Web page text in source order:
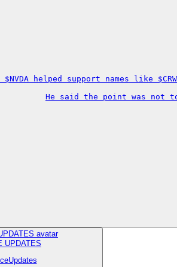
$NVDA helped support names like
He said the point was not
UPDATES